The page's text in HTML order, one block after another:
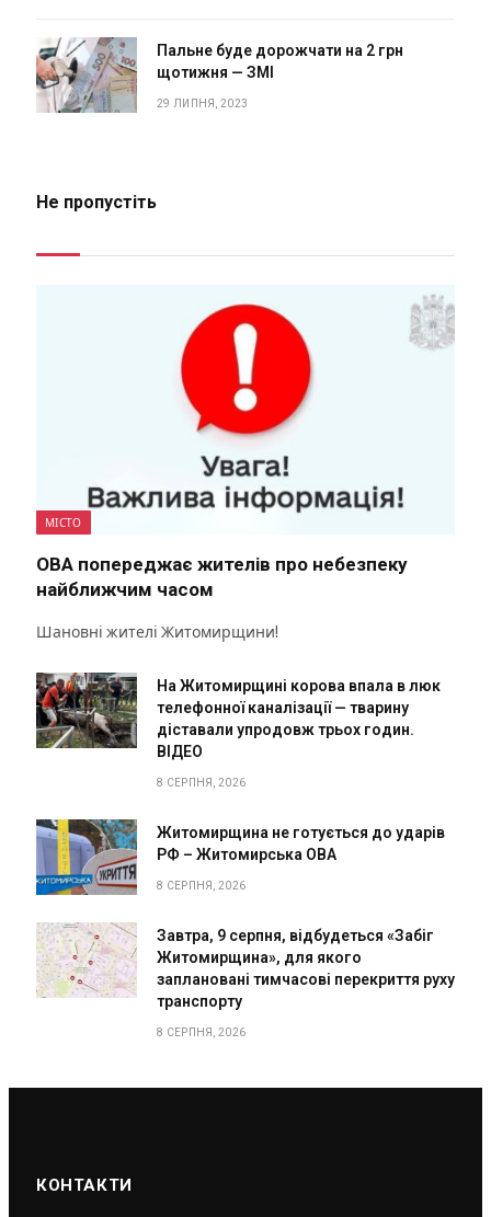
Пальне буде дорожчати на 2 грн
щотижня — ЗМІ
29 ЛИПНЯ, 2023
Не пропустіть
МІСТО
ОВА попереджає жителів про небезпеку
найближчим часом
Шановні жителі Житомирщини!
На Житомирщині корова впала в люк
телефонної каналізації — тварину
діставали упродовж трьох годин.
ВІДЕО
8 СЕРПНЯ, 2026
Житомирщина не готується до ударів
РФ – Житомирська ОВА
8 СЕРПНЯ, 2026
Завтра, 9 серпня, відбудеться «Забіг
Житомирщина», для якого
заплановані тимчасові перекриття руху
транспорту
8 СЕРПНЯ, 2026
КОНТАКТИ